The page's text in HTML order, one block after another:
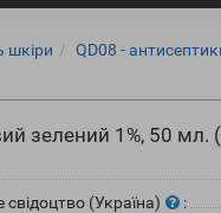
шкіри
QD08 -
зелений 1%, 50
свідоцтво (Україна)
: